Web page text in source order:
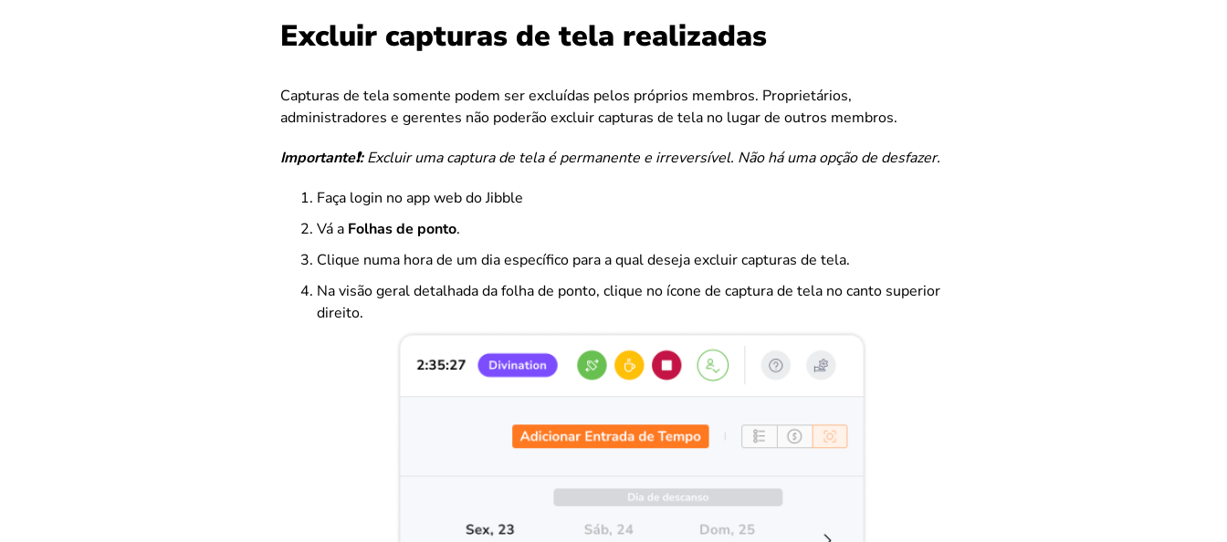
Excluir capturas de tela realizadas
Capturas de tela somente podem ser excluídas pelos próprios membros. Proprietários,
administradores e gerentes não poderão excluir capturas de tela no lugar de outros membros.
Importante❗:Excluir uma captura de tela é permanente e irreversível. Não há uma opção de desfazer.
Faça login no app web do Jibble
Vá a Folhas de ponto.
Clique numa hora de um dia específico para a qual deseja excluir capturas de tela.
Na visão geral detalhada da folha de ponto, clique no ícone de captura de tela no canto superior
direito.